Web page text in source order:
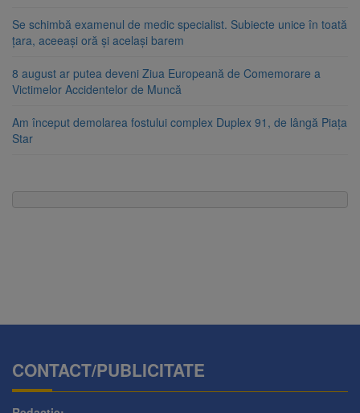
Se schimbă examenul de medic specialist. Subiecte unice în toată
țara, aceeași oră și același barem
8 august ar putea deveni Ziua Europeană de Comemorare a
Victimelor Accidentelor de Muncă
Am început demolarea fostului complex Duplex 91, de lângă Piața
Star
CONTACT/PUBLICITATE